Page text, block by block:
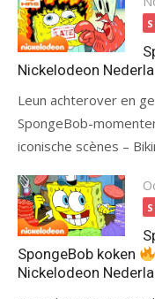
Nickelodeon
Leun achterover en
SpongeBob-
iconische scènes –
SpongeBob koken
Nickelodeon